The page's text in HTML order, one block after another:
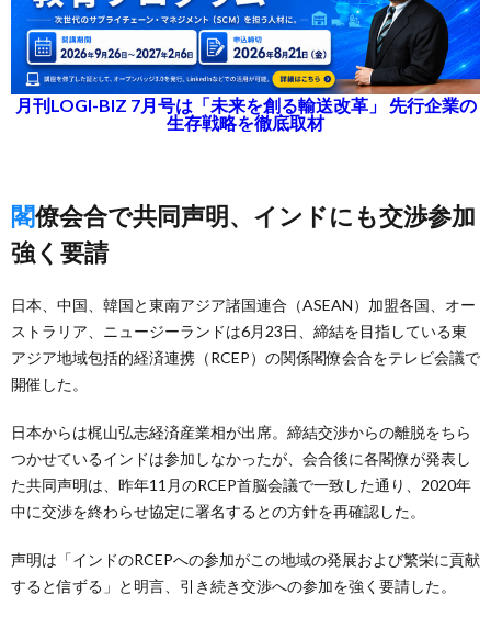
月刊LOGI-BIZ 7月号は「未来を創る輸送改革」 先行企業の
生存戦略を徹底取材
閣僚会合で共同声明、インドにも交渉参加
強く要請
日本、中国、韓国と東南アジア諸国連合（ASEAN）加盟各国、オー
ストラリア、ニュージーランドは6月23日、締結を目指している東
アジア地域包括的経済連携（RCEP）の関係閣僚会合をテレビ会議で
開催した。
日本からは梶山弘志経済産業相が出席。締結交渉からの離脱をちら
つかせているインドは参加しなかったが、会合後に各閣僚が発表し
た共同声明は、昨年11月のRCEP首脳会議で一致した通り、2020年
中に交渉を終わらせ協定に署名するとの方針を再確認した。
声明は「インドのRCEPへの参加がこの地域の発展および繁栄に貢献
すると信ずる」と明言、引き続き交渉への参加を強く要請した。